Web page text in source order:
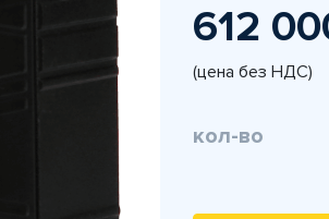
612
(цена без НДС)
кол-во